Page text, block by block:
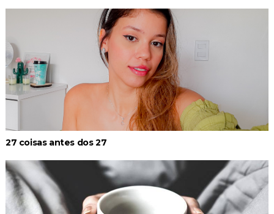
27 coisas antes dos 27